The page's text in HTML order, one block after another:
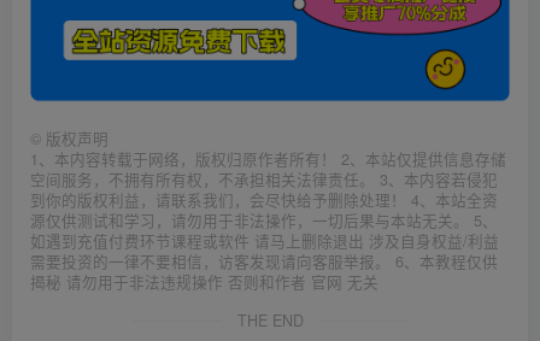
© 版权声明
1、本内容转载于网络，版权归原作者所有！ 2、本站仅提供信息存储
空间服务，不拥有所有权，不承担相关法律责任。 3、本内容若侵犯
到你的版权利益，请联系我们，会尽快给予删除处理！ 4、本站全资
源仅供测试和学习，请勿用于非法操作，一切后果与本站无关。 5、
如遇到充值付费环节课程或软件 请马上删除退出 涉及自身权益/利益
需要投资的一律不要相信，访客发现请向客服举报。 6、本教程仅供
揭秘 请勿用于非法违规操作 否则和作者 官网 无关
THE END